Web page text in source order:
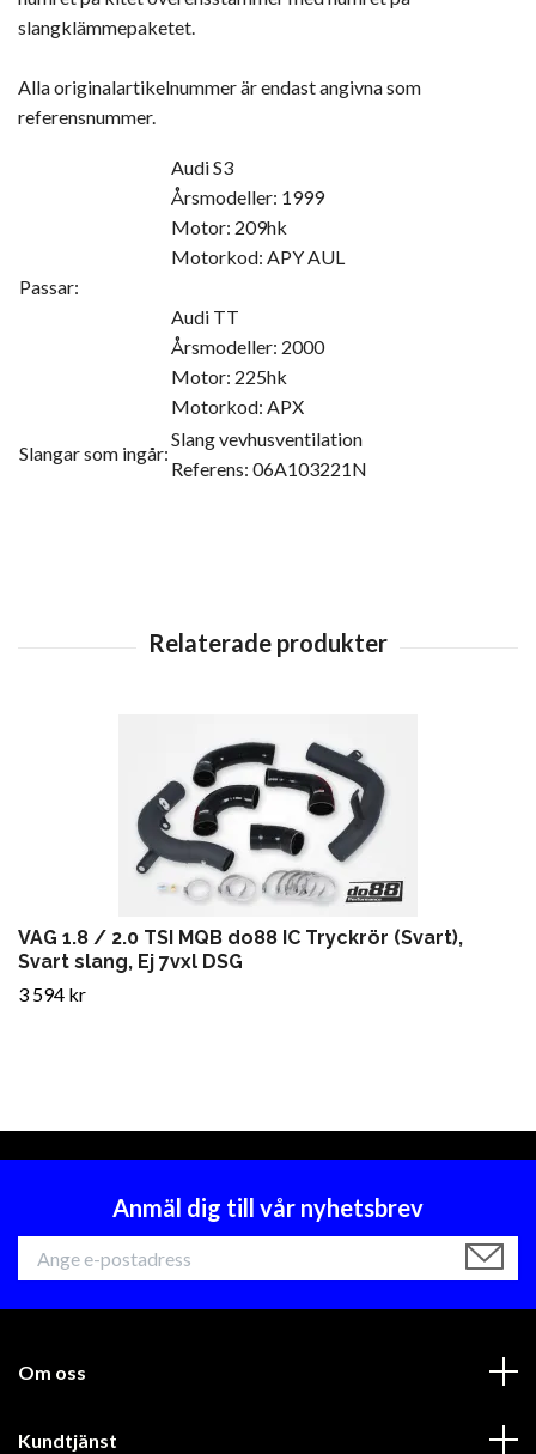
slangklämmepaketet.
Alla originalartikelnummer är endast angivna som
referensnummer.
Passar:
Audi S3
Årsmodeller: 1999
Motor: 209hk
Motorkod: APY AUL
Audi TT
Årsmodeller: 2000
Motor: 225hk
Motorkod: APX
Slangar som ingår:
Slang vevhusventilation
Referens: 06A103221N
VAG 1.8 / 2.0 TSI MQB do88 IC Tryckrör (Svart),
Svart slang, Ej 7vxl DSG
3 594 kr
Anmäl dig till vår nyhetsbrev
Om oss
Kundtjänst